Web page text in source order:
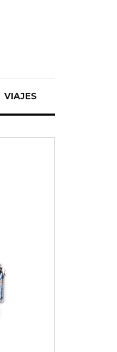
VIAJES